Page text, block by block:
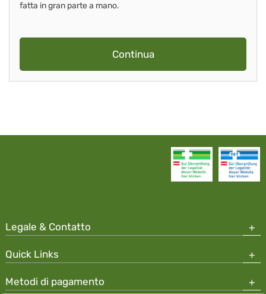
fatta in gran parte a mano.
Continua
Legale & Contatto
Quick Links
Metodi di pagamento